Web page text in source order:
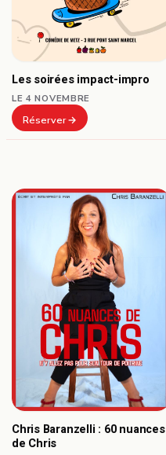
Les soirées impact-impro
LE 4 NOVEMBRE
Réserver
Chris Baranzelli : 60 nuances
de Chris